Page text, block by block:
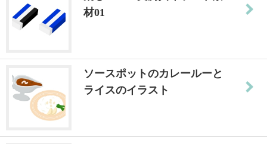
材01
ソースポットのカレールーと
ライスのイラスト